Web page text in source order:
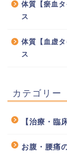
体質【瘀血
ス
体質【血虚
ス
カテゴリー
【治療・臨
お腹・腰痛